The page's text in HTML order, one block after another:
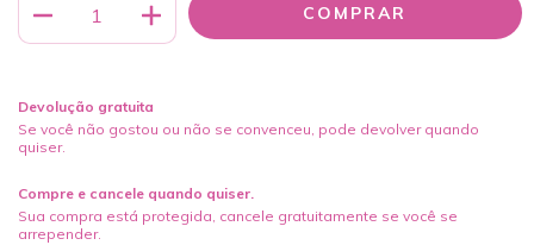
Devolução gratuita
Se você não gostou ou não se convenceu, pode devolver quando
quiser.
Compre e cancele quando quiser.
Sua compra está protegida, cancele gratuitamente se você se
arrepender.